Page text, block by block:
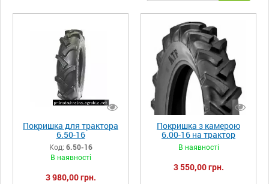
Покришка для трактора
6.50-16
Код: 6.50-16
В наявності
3 980,00 грн.
Покришка з камерою
6.00-16 на трактор
В наявності
3 550,00 грн.